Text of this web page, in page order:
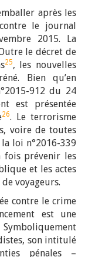
après les
le journal
2015. La
le décret de
25, les nouvelles
Bien qu’en
912 du 24
est présentée
26. Le terrorisme
voire de toutes
loi n°2016-339
prévenir les
et les actes
voyageurs.
contre le crime
est une
son intitulé
pénales –